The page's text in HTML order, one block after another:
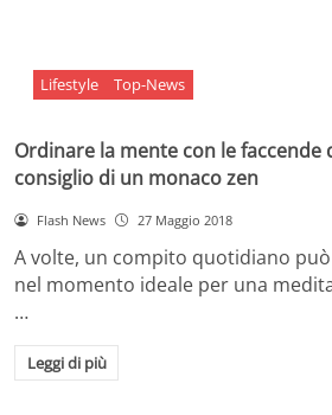
Lifestyle Top-News
Ordinare la mente con le faccende
consiglio di un monaco zen
Flash News 27 Maggio 2018
A volte, un compito quotidiano
nel momento ideale per una
…
Leggi di più